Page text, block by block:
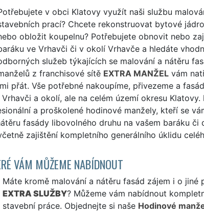
v obci Klatovy využít naši službu
prací? Chcete rekonstruovat bytové
obložit koupelnu? Potřebujete obnovit nebo
ve Vrhavči či v okolí Vrhavče a hledáte
služeb týkajících se malování a nátěru
z franchisové sítě EXTRA MANŽELvám
přát. Vše potřebné nakoupíme, přivezeme a
a okolí, ale na celém území okresu
a proškolené hodinové manžely, kteří se
fasády libovolného druhu na vašem baráku
zajištění kompletního generálního úklidu
VÁM MŮŽEME NABÍDNOUT
Máte kromě malování a nátěru fasád zájem i o jiné
EXTRA SLUŽBY? Můžeme vám nabídnout
stavební práce. Objednejte si naše Hodinové